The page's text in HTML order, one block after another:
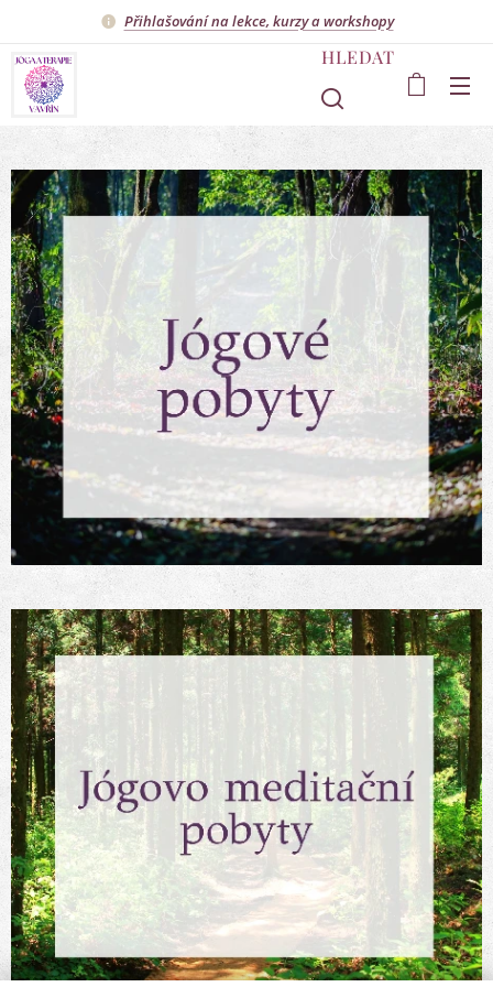
Přihlašování na lekce, kurzy a workshopy
HLEDAT